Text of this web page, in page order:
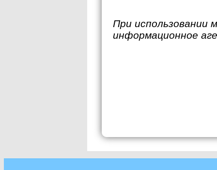
При использовании
информационное